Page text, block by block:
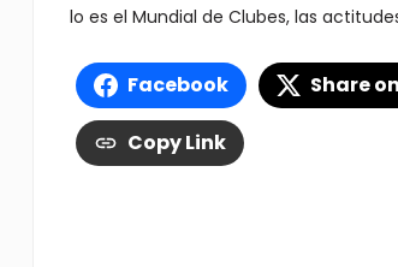
lo es el Mundial de Clubes, las
Facebook Share
Copy Link